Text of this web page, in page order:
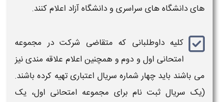
هایدانشگاه های سراسری ودانشگاه آزاد اعلام کنند.
کلیه داوطلبانی که متقاضی شرکت در مجموعه
امتحانی اول و دوم و همچنین اعلام علاقه مندی نیز
می باشند باید چهار شماره سریال اعتباری تهیه کرده باشند.
(یک سریال ثبت نام برای مجموعه امتحانی اول، یک